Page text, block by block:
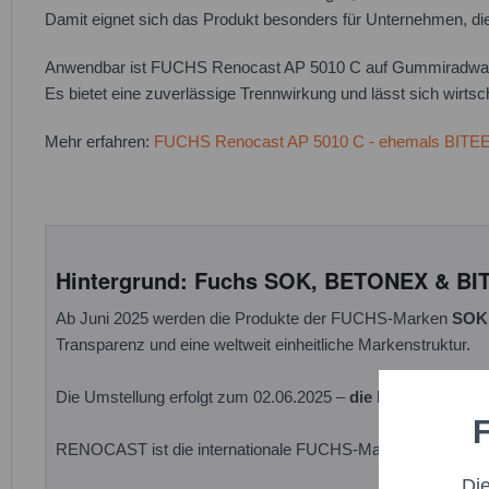
Damit eignet sich das Produkt besonders für Unternehmen,
Anwendbar ist FUCHS Renocast AP 5010 C auf
Es bietet eine zuverlässige Trennwirkung und lässt sich
Mehr erfahren: FUCHS Renocast AP 5010 C - ehemals
Hintergrund: Fuchs SOK, BETONEX &
Ab Juni 2025 werden die Produkte der FUCHS-Marken SOK
Transparenz und eine weltweit einheitliche Markenstruktur.
Die Umstellung erfolgt zum 02.06.2025 –die bewährten
RENOCAST ist die internationale FUCHS-Marke für